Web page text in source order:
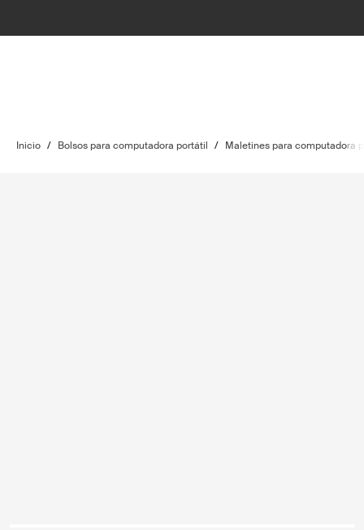
Inicio / Bolsos para computadora portátil / Maletines para computadora